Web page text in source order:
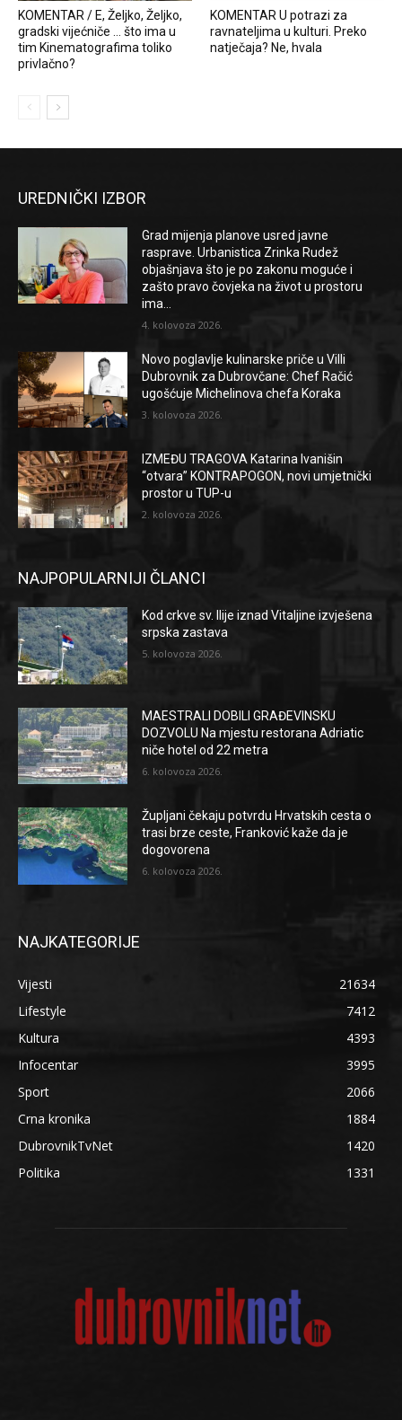
KOMENTAR / E, Željko, Željko,
gradski vijećniče … što ima u
tim Kinematografima toliko
privlačno?
KOMENTAR U potrazi za
ravnateljima u kulturi. Preko
natječaja? Ne, hvala
UREDNIČKI IZBOR
Grad mijenja planove usred javne
rasprave. Urbanistica Zrinka Rudež
objašnjava što je po zakonu moguće i
zašto pravo čovjeka na život u prostoru
ima...
4. kolovoza 2026.
Novo poglavlje kulinarske priče u Villi
Dubrovnik za Dubrovčane: Chef Račić
ugošćuje Michelinova chefa Koraka
3. kolovoza 2026.
IZMEĐU TRAGOVA Katarina Ivanišin
“otvara” KONTRAPOGON, novi umjetnički
prostor u TUP-u
2. kolovoza 2026.
NAJPOPULARNIJI ČLANCI
Kod crkve sv. Ilije iznad Vitaljine izvješena
srpska zastava
5. kolovoza 2026.
MAESTRALI DOBILI GRAĐEVINSKU
DOZVOLU Na mjestu restorana Adriatic
niče hotel od 22 metra
6. kolovoza 2026.
Župljani čekaju potvrdu Hrvatskih cesta o
trasi brze ceste, Franković kaže da je
dogovorena
6. kolovoza 2026.
NAJKATEGORIJE
Vijesti
21634
Lifestyle
7412
Kultura
4393
Infocentar
3995
Sport
2066
Crna kronika
1884
DubrovnikTvNet
1420
Politika
1331